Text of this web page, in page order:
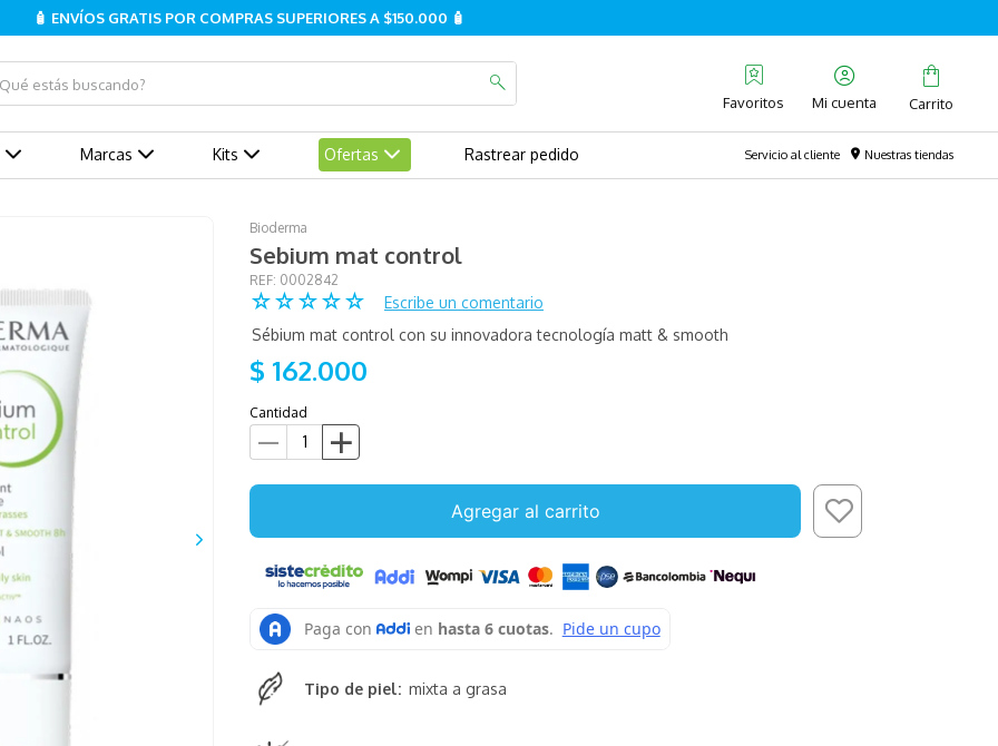
🧴 ENVÍOS GRATIS POR COMPRAS SUPERIORES A $150.000 🧴
estás buscando?
Favoritos
Marcas Kits Ofertas Rastrear pedido Servicio al cliente Nuestras tiendas
Bioderma
Sebium mat control
: 0002842
☆☆☆☆☆
Escribe un comentario
Sébium mat control con su innovadora tecnología matt & smooth
$ 162.000
Cantidad
Agregar al carrito
Tipo de piel mixta a grasa